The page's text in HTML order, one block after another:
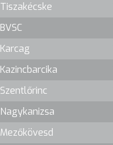
Tiszakécske
BVSC
Karcag
Kazincbarcika
Szentlőrinc
Nagykanizsa
Mezőkövesd